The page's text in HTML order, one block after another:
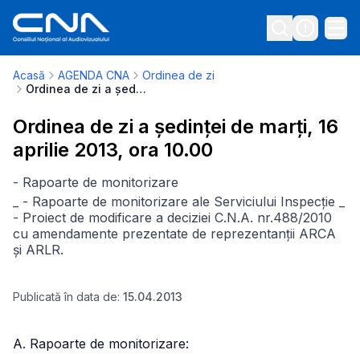
Acasă AGENDA CNA
Ordinea de zi
Ordinea de zi a ședinței de marți, 16 aprilie 2013, ora 10.00
Ordinea de zi a ședinței de marți, 16
aprilie 2013, ora 10.00
- Rapoarte de monitorizare
_ - Rapoarte de monitorizare ale Serviciului Inspecție
- Proiect de modificare a deciziei C.N.A. nr.488/2010
cu amendamente prezentate de reprezentanții ARCA
și ARLR.
Publicată în data de: 15.04.2013
A. Rapoarte de monitorizare: